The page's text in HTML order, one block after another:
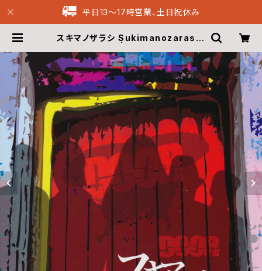
平日13〜17時営業、土日祝休み
スキマノザラシ Sukimanozarashi
hive Recordings